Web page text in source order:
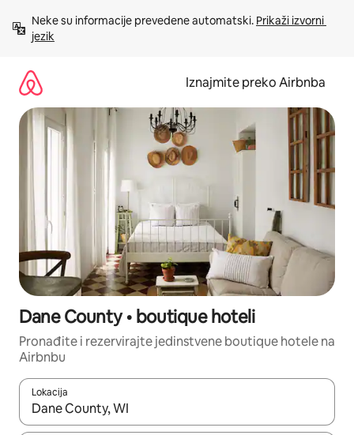
sadržaj
Neke su informacije prevedene automatski. Prikaži izvorni
jezik
Iznajmite preko Airbnba
Dane County • boutique hoteli
Pronađite i rezervirajte jedinstvene boutique hotele na
Airbnbu
Lokacija
Kada budu dostupni rezultati, moći ćete ih pregledati